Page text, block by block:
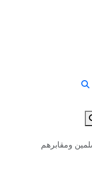
المسلمين ومقابرهم